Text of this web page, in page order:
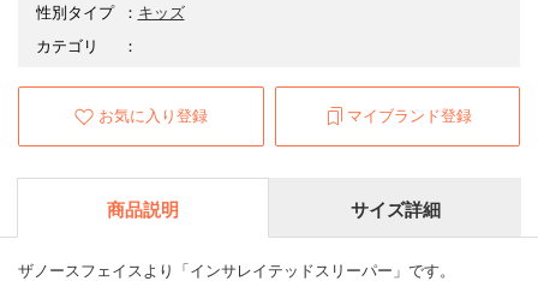
性別タイプ
： キッズ
カテゴリ
：
お気に入り登録 マイブランド登録
商品説明 サイズ詳細
ザノースフェイスより「インサレイテッドスリーパー」です。